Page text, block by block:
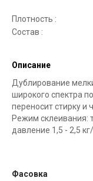
Плотность :
Состав :
Описание
Дублирование
широкого спектра
переносит стирку и
Режим склеивания:
давление 1,5 - 2,5
Фасовка